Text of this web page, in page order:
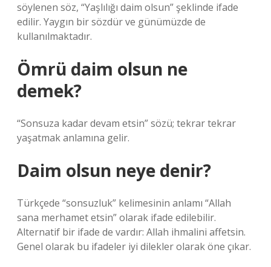
söylenen söz, “Yaşlılığı daim olsun” şeklinde ifade
edilir. Yaygın bir sözdür ve günümüzde de
kullanılmaktadır.
Ömrü daim olsun ne
demek?
“Sonsuza kadar devam etsin” sözü; tekrar tekrar
yaşatmak anlamına gelir.
Daim olsun neye denir?
Türkçede “sonsuzluk” kelimesinin anlamı “Allah
sana merhamet etsin” olarak ifade edilebilir.
Alternatif bir ifade de vardır: Allah ihmalini affetsin.
Genel olarak bu ifadeler iyi dilekler olarak öne çıkar.